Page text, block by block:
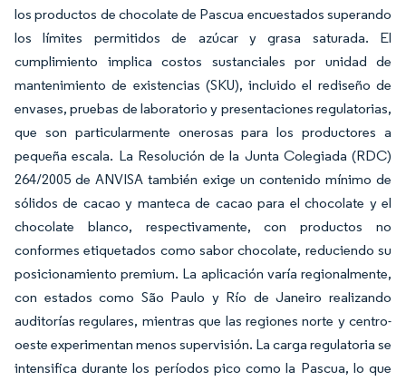
los productos de chocolate de Pascua encuestados superando
los límites permitidos de azúcar y grasa saturada. El
cumplimiento implica costos sustanciales por unidad de
mantenimiento de existencias (SKU), incluido el rediseño de
envases, pruebas de laboratorio y presentaciones regulatorias,
que son particularmente onerosas para los productores a
pequeña escala. La Resolución de la Junta Colegiada (RDC)
264/2005 de ANVISA también exige un contenido mínimo de
sólidos de cacao y manteca de cacao para el chocolate y el
chocolate blanco, respectivamente, con productos no
conformes etiquetados como sabor chocolate, reduciendo su
posicionamiento premium. La aplicación varía regionalmente,
con estados como São Paulo y Río de Janeiro realizando
auditorías regulares, mientras que las regiones norte y centro-
oeste experimentan menos supervisión. La carga regulatoria se
intensifica durante los períodos pico como la Pascua, lo que